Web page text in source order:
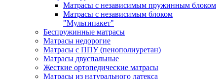
Матрасы с независимым пружинным блоком
Матрасы с независимым блоком
"Мультипакет"
Беспружинные матрасы
Матрасы недорогие
Матрасы с ППУ (пенополиуретан)
Матрасы двуспальные
Жесткие ортопедические матрасы
Матрасы из натурального латекса